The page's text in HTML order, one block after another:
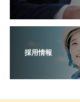
採用情報